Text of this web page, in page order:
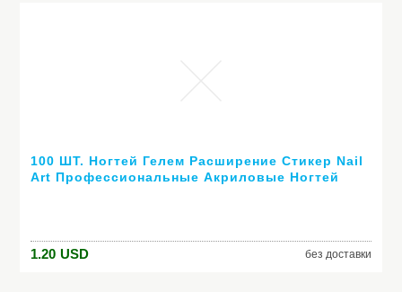
100 ШТ. Ногтей Гелем Расширение Стикер Nail
Art Профессиональные Акриловые Ногтей
1.20 USD без доставки